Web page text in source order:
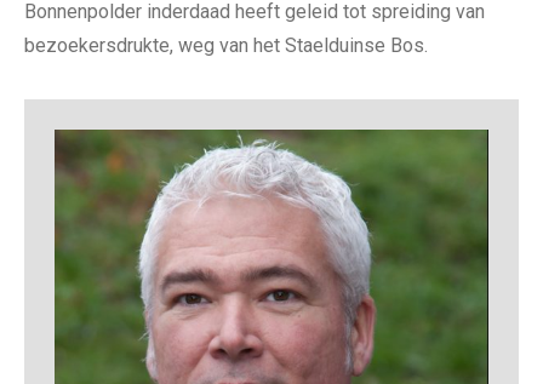
Bonnenpolder inderdaad heeft geleid tot spreiding van
bezoekersdrukte, weg van het Staelduinse Bos.